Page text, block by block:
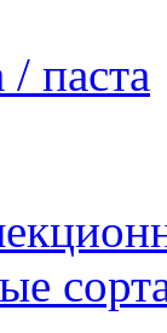
паста